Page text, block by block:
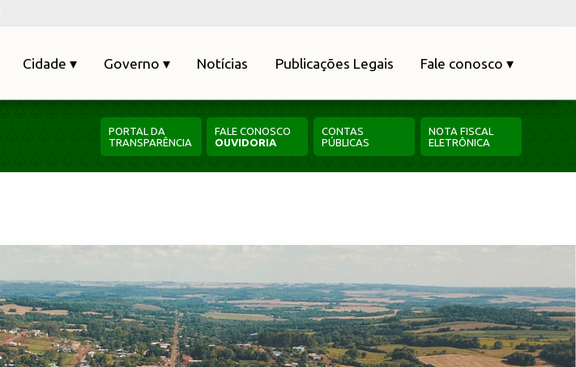
Cidade ▾ Governo ▾ Notícias Publicações Legais Fale conosco ▾
PORTAL DA
TRANSPARÊNCIA
FALE CONOSCO
OUVIDORIA
CONTAS
PÚBLICAS
NOTA FISCAL
ELETRÔNICA